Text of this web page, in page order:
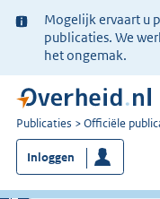
Ter
informatie:
Mogelijk ervaart u
publicaties. We
het ongemak.
U
bent
nu
hier:
Publicaties Officiële
Inloggen